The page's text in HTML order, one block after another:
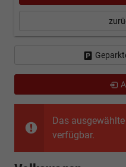
Das
verfügbar.